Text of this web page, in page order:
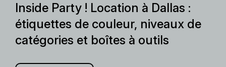
Inside Party ! Location à Dallas :
étiquettes de couleur, niveaux de
catégories et boîtes à outils